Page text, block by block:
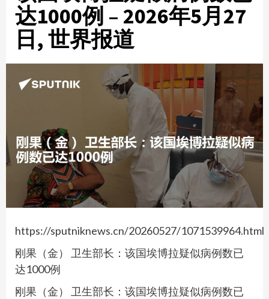
达1000例 – 2026年5月27
日, 世界报道
https://sputniknews.cn/20260527/1071539964.html
刚果（金） 卫生部长：该国埃博拉疑似病例数已
达1000例
刚果（金） 卫生部长：该国埃博拉疑似病例数已